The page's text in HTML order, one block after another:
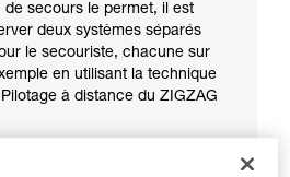
de secours le permet, il est
deux systèmes séparés
le secouriste, chacune sur
en utilisant la technique
à distance du ZIGZAG